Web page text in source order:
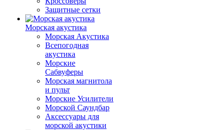
Защитные сетки
Морская акустика
Морская Акустика
Всепогодная
акустика
Морские
Сабвуферы
Морская магнитола
и пульт
Морские Усилители
Морской Cаундбар
Аксессуары для
морской акустики